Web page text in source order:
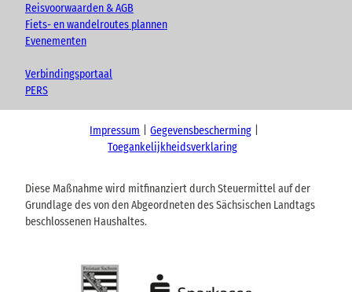
Reisvoorwaarden & AGB
Fiets- en wandelroutes plannen
Evenementen
Verbindingsportaal
PERS
Impressum
Gegevensbescherming
Toegankelijkheidsverklaring
Diese Maßnahme wird mitfinanziert durch Steuermittel auf der
Grundlage des von den Abgeordneten des Sächsischen Landtags
beschlossenen Haushaltes.